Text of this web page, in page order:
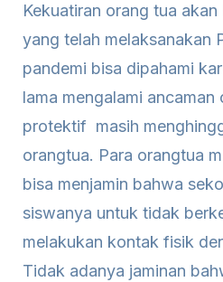
Kekuatiran orang tua
yang telah melaksanakan
pandemi bisa dipahami
lama mengalami ancaman
protektif masih
orangtua. Para orangtua
bisa menjamin bahwa
siswanya untuk tidak
melakukan kontak fisik
Tidak adanya jaminan